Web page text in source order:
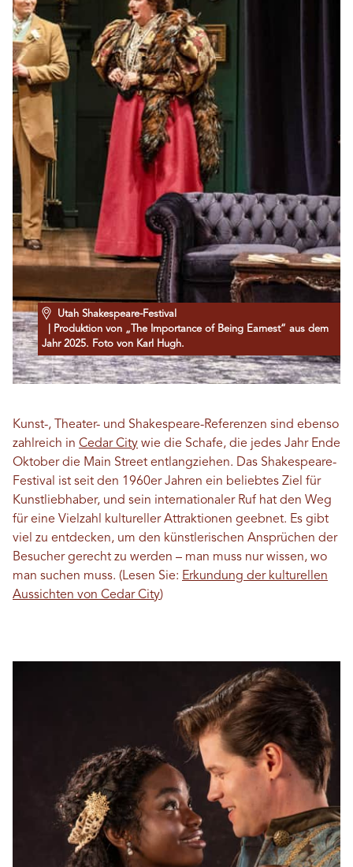
Utah Shakespeare-Festival
| Produktion von „The Importance of Being Earnest“ aus dem
Jahr 2025. Foto von Karl Hugh.
Kunst-, Theater- und Shakespeare-Referenzen sind ebenso
zahlreich in Cedar City wie die Schafe, die jedes Jahr Ende
Oktober die Main Street entlangziehen. Das Shakespeare-
Festival ist seit den 1960er Jahren ein beliebtes Ziel für
Kunstliebhaber, und sein internationaler Ruf hat den Weg
für eine Vielzahl kultureller Attraktionen geebnet. Es gibt
viel zu entdecken, um den künstlerischen Ansprüchen der
Besucher gerecht zu werden – man muss nur wissen, wo
man suchen muss. (Lesen Sie: Erkundung der kulturellen
Aussichten von Cedar City)